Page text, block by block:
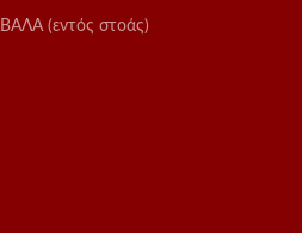
(εντός στοάς)